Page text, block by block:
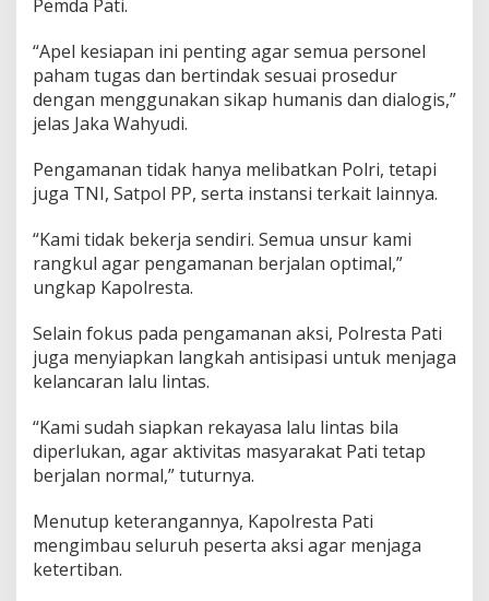
a
l
Pemda Pati.
“Apel kesiapan ini penting agar semua personel
paham tugas dan bertindak sesuai prosedur
dengan menggunakan sikap humanis dan dialogis,”
jelas Jaka Wahyudi.
Pengamanan tidak hanya melibatkan Polri, tetapi
juga TNI, Satpol PP, serta instansi terkait lainnya.
“Kami tidak bekerja sendiri. Semua unsur kami
rangkul agar pengamanan berjalan optimal,”
ungkap Kapolresta.
Selain fokus pada pengamanan aksi, Polresta Pati
juga menyiapkan langkah antisipasi untuk menjaga
kelancaran lalu lintas.
“Kami sudah siapkan rekayasa lalu lintas bila
diperlukan, agar aktivitas masyarakat Pati tetap
berjalan normal,” tuturnya.
Menutup keterangannya, Kapolresta Pati
mengimbau seluruh peserta aksi agar menjaga
ketertiban.